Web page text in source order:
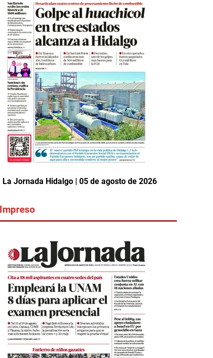
La Jornada Hidalgo | 05 de agosto de 2026
Impreso